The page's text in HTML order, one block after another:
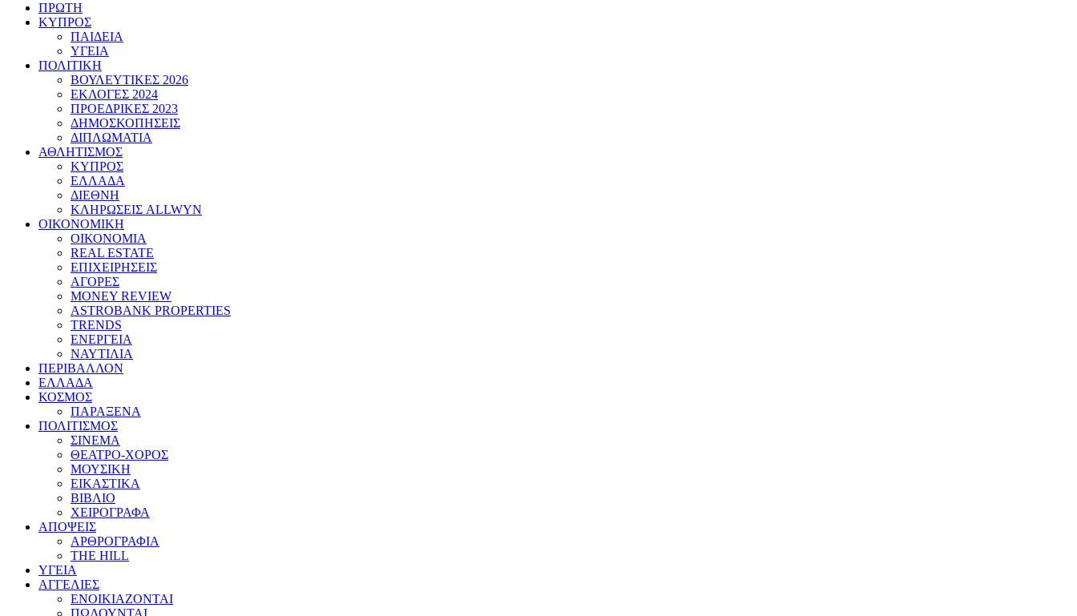
ΠΡΩΤΗ
ΚΥΠΡΟΣ
ΠΑΙΔΕΙΑ
ΥΓΕΙΑ
ΠΟΛΙΤΙΚΗ
ΒΟΥΛΕΥΤΙΚΕΣ 2026
ΕΚΛΟΓΕΣ 2024
ΠΡΟΕΔΡΙΚΕΣ 2023
ΔΗΜΟΣΚΟΠΗΣΕΙΣ
ΔΙΠΛΩΜΑΤΙΑ
ΑΘΛΗΤΙΣΜΟΣ
ΚΥΠΡΟΣ
ΕΛΛΑΔΑ
ΔΙΕΘΝΗ
ΚΛΗΡΩΣΕΙΣ ALLWYN
ΟΙΚΟΝΟΜΙΚΗ
ΟΙΚΟΝΟΜΙΑ
REAL ESTATE
ΕΠΙΧΕΙΡΗΣΕΙΣ
ΑΓΟΡΕΣ
MONEY REVIEW
ASTROBANK PROPERTIES
TRENDS
ΕΝΕΡΓΕΙΑ
ΝΑΥΤΙΛΙΑ
ΠΕΡΙΒΑΛΛΟΝ
ΕΛΛΑΔΑ
ΚΟΣΜΟΣ
ΠΑΡΑΞΕΝΑ
ΠΟΛΙΤΙΣΜΟΣ
ΣΙΝΕΜΑ
ΘΕΑΤΡΟ-ΧΟΡΟΣ
ΜΟΥΣΙΚΗ
ΕΙΚΑΣΤΙΚΑ
ΒΙΒΛΙΟ
ΧΕΙΡΟΓΡΑΦΑ
ΑΠΟΨΕΙΣ
ΑΡΘΡΟΓΡΑΦΙΑ
THE HILL
ΥΓΕΙΑ
ΑΓΓΕΛΙΕΣ
ΕΝΟΙΚΙΑΖΟΝΤΑΙ
ΠΩΛΟΥΝΤΑΙ